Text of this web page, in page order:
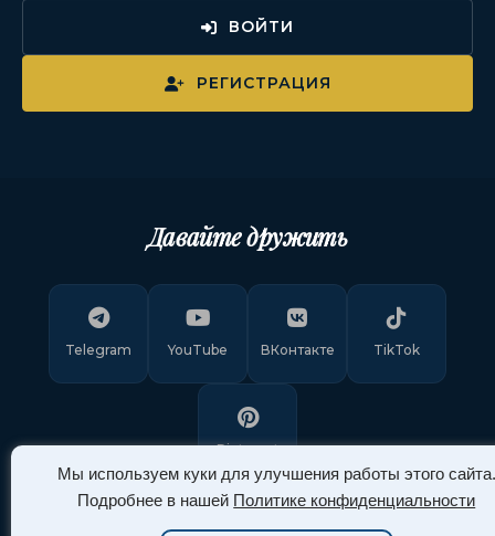
Мы используем куки для улучшения работы этого сайта.
Подробнее в нашей Политике конфиденциальности
ВОЙТИ
РЕГИСТРАЦИЯ
Давайте дружить
Telegram YouTube ВКонтакте TikTok
Pinterest